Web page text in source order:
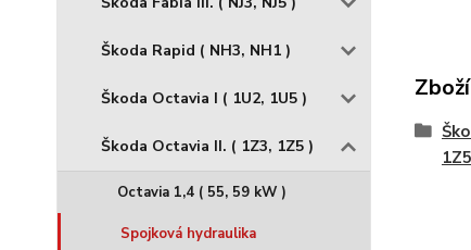
Škoda Rapid ( NH3, NH1 )
Škoda Octavia I ( 1U2, 1U5 )
Škoda Octavia II. ( 1Z3, 1Z5 )
Octavia 1,4 ( 55, 59 kW )
Spojková hydraulika